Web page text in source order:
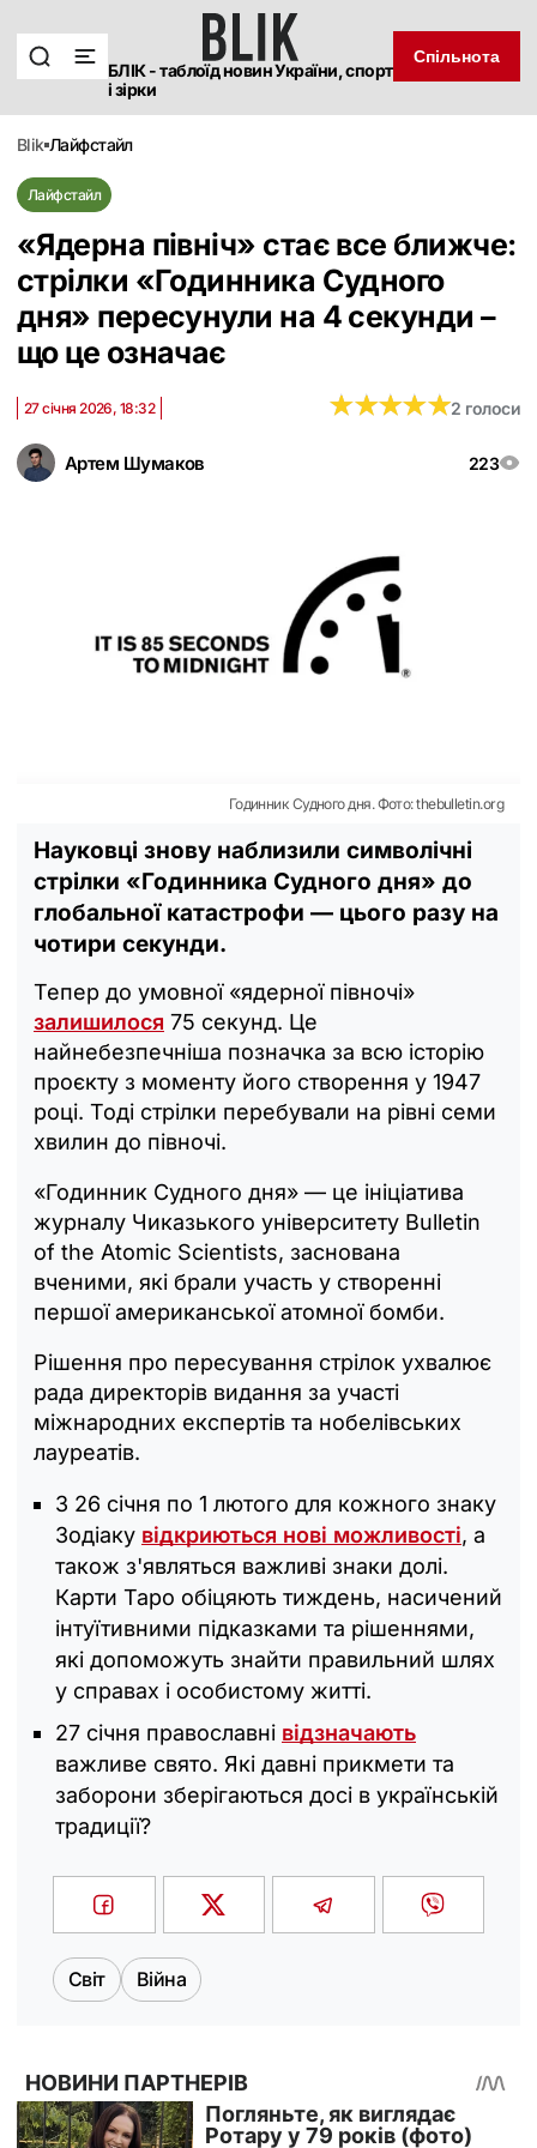
БЛІК - таблоїд новин України, спорт
і зірки
Спільнота
blik лайфстайл
Лайфстайл
«Ядерна північ» стає все ближче:
стрілки «Годинника Судного
дня» пересунули на 4 секунди –
що це означає
Артем Шумаков 223
27 січня 2026, 18:32 ★★★★★
★★★★★2 голоси
Годинник Судного дня. Фото: thebulletin.org
Науковці знову наблизили символічні
стрілки «Годинника Судного дня» до
глобальної катастрофи — цього разу на
чотири секунди.
Тепер до умовної «ядерної півночі»
залишилося 75 секунд. Це
найнебезпечніша позначка за всю історію
проєкту з моменту його створення у 1947
році. Тоді стрілки перебували на рівні семи
хвилин до півночі.
«Годинник Судного дня» — це ініціатива
журналу Чиказького університету Bulletin
of the Atomic Scientists, заснована
вченими, які брали участь у створенні
першої американської атомної бомби.
Рішення про пересування стрілок ухвалює
рада директорів видання за участі
міжнародних експертів та нобелівських
лауреатів.
З 26 січня по 1 лютого для кожного знаку
Зодіаку відкриються нові можливості, а
також з'являться важливі знаки долі.
Карти Таро обіцяють тиждень, насичений
інтуїтивними підказками та рішеннями,
які допоможуть знайти правильний шлях
у справах і особистому житті.
27 січня православні відзначають
важливе свято. Які давні прикмети та
заборони зберігаються досі в українській
традиції?
Світ Війна